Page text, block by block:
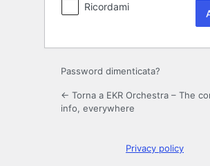
Ricordami
Password dimenticata?
← Torna a EKR Orchestra – The
info, everywhere
Privacy policy